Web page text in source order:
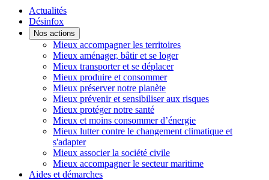
Actualités
Désinfox
Nos actions
Mieux accompagner les territoires
Mieux aménager, bâtir et se loger
Mieux transporter et se déplacer
Mieux produire et consommer
Mieux préserver notre planète
Mieux prévenir et sensibiliser aux risques
Mieux protéger notre santé
Mieux et moins consommer d’énergie
Mieux lutter contre le changement climatique et
s'adapter
Mieux associer la société civile
Mieux accompagner le secteur maritime
Aides et démarches